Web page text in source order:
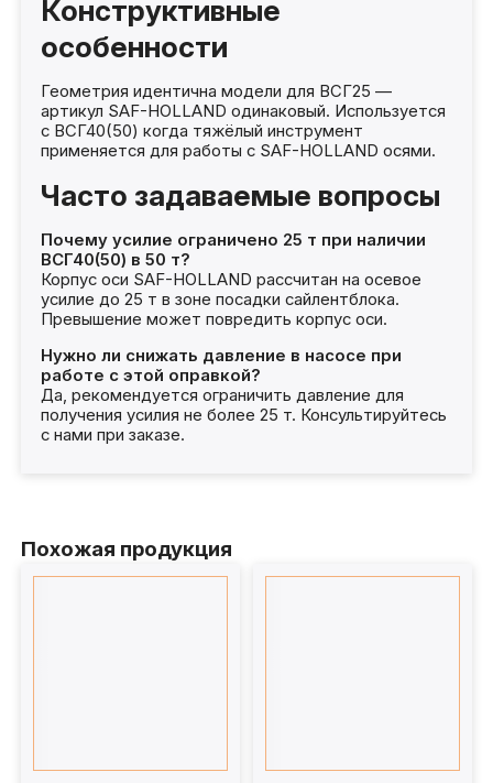
Конструктивные
особенности
Геометрия идентична модели для ВСГ25 —
артикул SAF-HOLLAND одинаковый. Используется
с ВСГ40(50) когда тяжёлый инструмент
применяется для работы с SAF-HOLLAND осями.
Часто задаваемые вопросы
Почему усилие ограничено 25 т при наличии
ВСГ40(50) в 50 т?
Корпус оси SAF-HOLLAND рассчитан на осевое
усилие до 25 т в зоне посадки сайлентблока.
Превышение может повредить корпус оси.
Нужно ли снижать давление в насосе при
работе с этой оправкой?
Да, рекомендуется ограничить давление для
получения усилия не более 25 т. Консультируйтесь
с нами при заказе.
Похожая продукция